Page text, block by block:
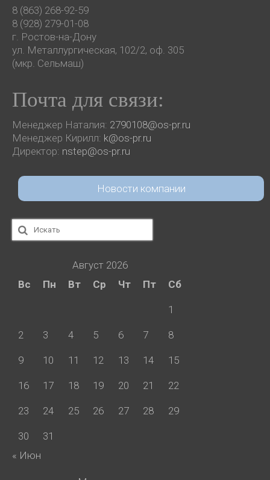
8 (863) 268-92-59
8 (928) 279-01-08
г. Ростов-на-Дону
ул. Металлургическая, 102/2, оф. 305
(мкр. Сельмаш)
Почта для связи:
Менеджер Наталия: 2790108@os-pr.ru
Менеджер Кирилл: k@os-pr.ru
Директор: nstep@os-pr.ru
Новости компании
Искать:
Август 2026
Вс
Пн Вт Ср Чт Пт Сб
1
2 3 4 5 6 7 8
9 10 11 12 13 14 15
16 17 18 19 20 21 22
23 24 25 26 27 28 29
30
31
« Июн